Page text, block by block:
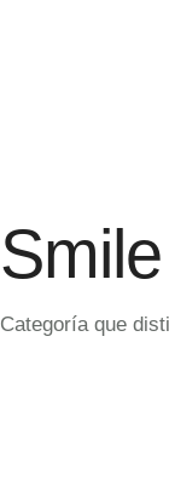
Categoría que